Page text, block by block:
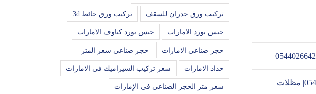
بناء مظلات في عجمان |0544026642| مظلات
تركيب ورق جدران للسقف تركيب ورق حائط 3d
جبس بورد الامارات جبس بورد كناوف الامارات
حجر صناعي الامارات حجر صناعي سعر المتر
حداد الامارات سعر تركيب السيراميك في الامارات
سعر متر الحجر الصناعي في الإمارات